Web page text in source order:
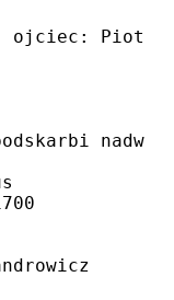
hr.